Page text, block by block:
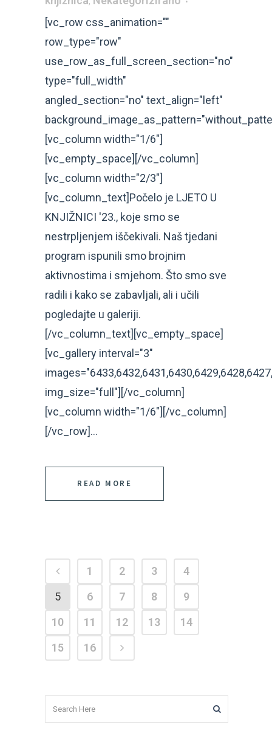
[vc_row css_animation=""
row_type="row"
use_row_as_full_screen_section="no"
type="full_width"
angled_section="no" text_align="left"
[vc_column width="1/6"]
[vc_empty_space][/vc_column]
[vc_column width="2/3"]
[vc_column_text]Počelo je LJETO U
KNJIŽNICI '23., koje smo se
nestrpljenjem iščekivali. Naš tjedani
program ispunili smo brojnim
aktivnostima i smjehom. Što smo sve
radili i kako se zabavljali, ali i učili
pogledajte u galeriji.
[/vc_column_text][vc_empty_space]
[vc_gallery interval="3"
img_size="full"][/vc_column]
[vc_column width="1/6"][/vc_column]
[/vc_row]...
READ MORE
1 2 3
4
5
6 7 8
9
10
11 12 13
14
15
16